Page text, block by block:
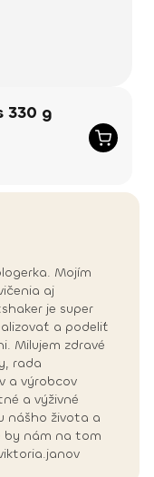
330 g
Mojím
aj
je super
a podeliť
Milujem zdravé
rada
a výrobcov
a výživné
nášho života a
by nám na tom